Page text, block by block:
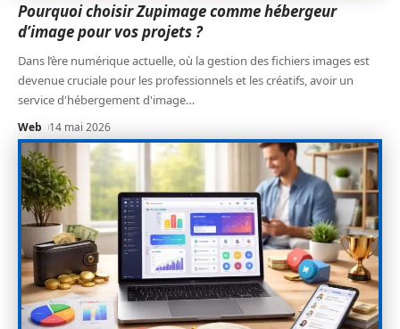
Pourquoi choisir Zupimage comme hébergeur
d’image pour vos projets ?
Dans l’ère numérique actuelle, où la gestion des fichiers images est
devenue cruciale pour les professionnels et les créatifs, avoir un
service d'hébergement d'image…
Web 14 mai 2026